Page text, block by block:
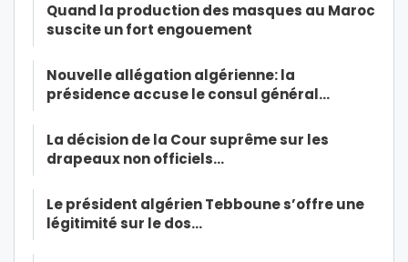
Quand la production des masques au Maroc
suscite un fort engouement
Nouvelle allégation algérienne: la
présidence accuse le consul général…
La décision de la Cour suprême sur les
drapeaux non officiels…
Le président algérien Tebboune s’offre une
légitimité sur le dos…